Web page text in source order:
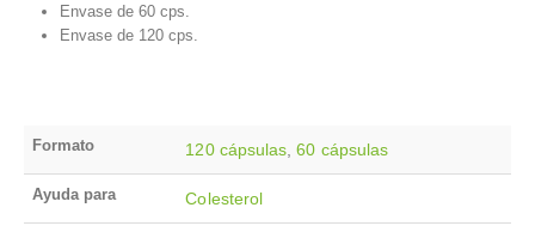
Envase de 60 cps.
Envase de 120 cps.
Formato 120 cápsulas ,60 cápsulas
Ayuda para Colesterol